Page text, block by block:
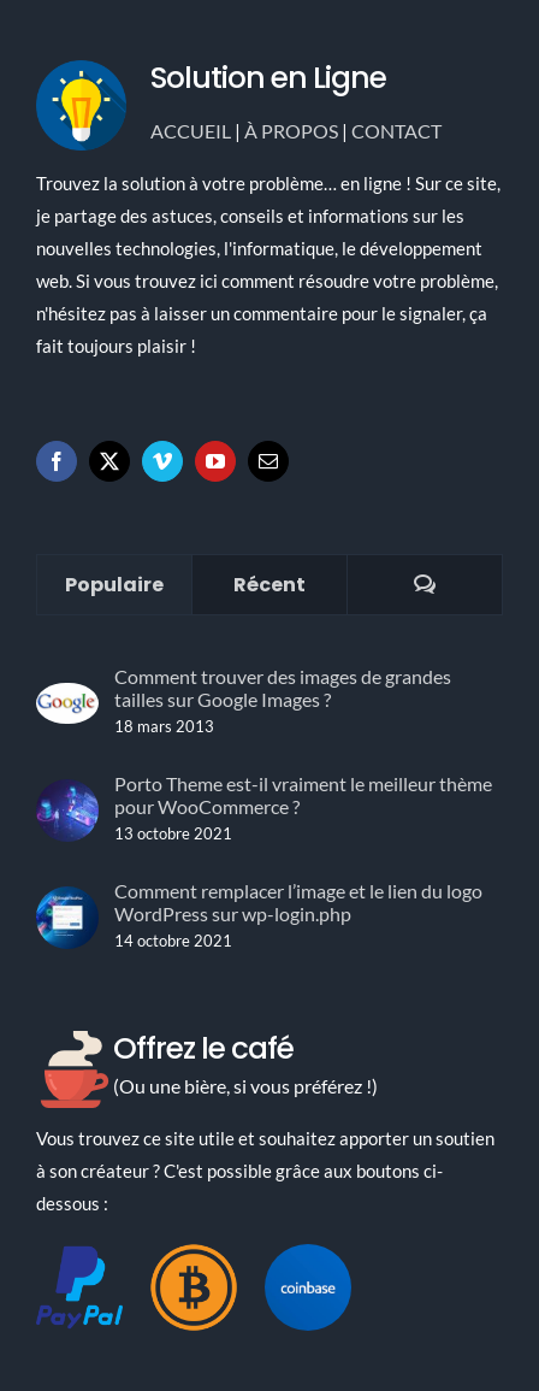
Solution en Ligne
ACCUEIL | À PROPOS | CONTACT
Trouvez la solution à votre problème… en ligne ! Sur ce site,
je partage des astuces, conseils et informations sur les
nouvelles technologies, l'informatique, le développement
web. Si vous trouvez ici comment résoudre votre problème,
n'hésitez pas à laisser un commentaire pour le signaler, ça
fait toujours plaisir !
Populaire Récent
Comment trouver des images de grandes
tailles sur Google Images ?
18 mars 2013
Porto Theme est-il vraiment le meilleur thème
pour WooCommerce ?
13 octobre 2021
Comment remplacer l’image et le lien du logo
WordPress sur wp-login.php
14 octobre 2021
Offrez le café
(Ou une bière, si vous préférez !)
Vous trouvez ce site utile et souhaitez apporter un soutien
à son créateur ? C'est possible grâce aux boutons ci-
dessous :